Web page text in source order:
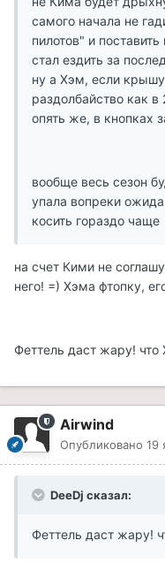
самого начала не
пилотов" и
стал ездить за
ну а Хэм, если
раздолбайство как в
опять же, в кнопках
вообще весь сезон
упала вопреки
косить гораздо чаще
на счет Кими не
него! =) Хэма фтопку,
Феттель даст жару! что
Airwind
Опубликовано 19
DeeDj сказал:
Феттель даст жару!